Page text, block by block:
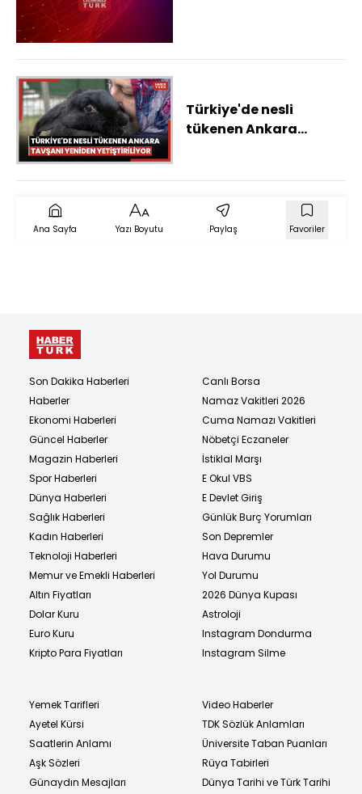
Türkiye'de nesli
tükenen Ankara
Ana Sayfa Yazı Boyutu Paylaş Favoriler
Son Dakika Haberleri
Haberler
Ekonomi Haberleri
Güncel Haberler
Magazin Haberleri
Spor Haberleri
Dünya Haberleri
Sağlık Haberleri
Kadın Haberleri
Teknoloji Haberleri
Memur ve Emekli Haberleri
Altın Fiyatları
Dolar Kuru
Euro Kuru
Kripto Para Fiyatları
Canlı Borsa
Namaz Vakitleri 2026
Cuma Namazı Vakitleri
Nöbetçi Eczaneler
İstiklal Marşı
E Okul VBS
E Devlet Giriş
Günlük Burç Yorumları
Son Depremler
Hava Durumu
Yol Durumu
2026 Dünya Kupası
Astroloji
Instagram Dondurma
Instagram Silme
Yemek Tarifleri
Ayetel Kürsi
Saatlerin Anlamı
Aşk Sözleri
Günaydın Mesajları
Video Haberler
TDK Sözlük Anlamları
Üniversite Taban Puanları
Rüya Tabirleri
Dünya Tarihi ve Türk Tarihi